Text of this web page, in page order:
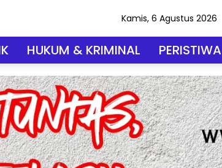
Kamis, 6 Agustus 2026
HUKUM & KRIMINAL PERISTIWA